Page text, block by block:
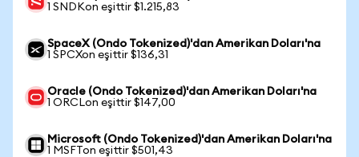
1 SNDKon eşittir $1.215,83
SpaceX (Ondo Tokenized)'dan Amerikan Doları'na
1 SPCXon eşittir $136,31
Oracle (Ondo Tokenized)'dan Amerikan Doları'na
1 ORCLon eşittir $147,00
Microsoft (Ondo Tokenized)'dan Amerikan Doları'na
1 MSFTon eşittir $501,43